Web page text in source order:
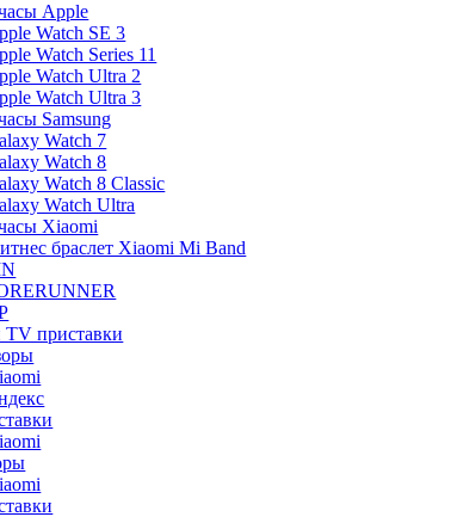
Apple
Watch SE 3
Watch Series 11
Watch Ultra 2
Watch Ultra 3
Samsung
Watch 7
Watch 8
Watch 8 Classic
Watch Ultra
Xiaomi
браслет Xiaomi Mi Band
TV приставки